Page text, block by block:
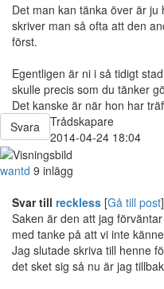
Det man kan tänka över är
skriver man så ofta att den
först.
Egentligen är ni i så tidigt
skulle precis som du tänker
Det kanske är när hon har
Svara
Trådskapare
2014-04-24 18:04
wantd 9 inlägg
Svar till reckless [Gå till post
Saken är den att jag
med tanke på att vi inte
Jag slutade skriva till henne
det sket sig så nu är jag